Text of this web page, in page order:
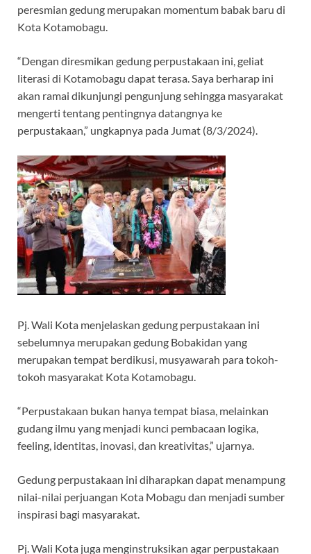
peresmian gedung merupakan momentum babak baru di
Kota Kotamobagu.
“Dengan diresmikan gedung perpustakaan ini, geliat
literasi di Kotamobagu dapat terasa. Saya berharap ini
akan ramai dikunjungi pengunjung sehingga masyarakat
mengerti tentang pentingnya datangnya ke
perpustakaan,” ungkapnya pada Jumat (8/3/2024).
Pj. Wali Kota menjelaskan gedung perpustakaan ini
sebelumnya merupakan gedung Bobakidan yang
merupakan tempat berdikusi, musyawarah para tokoh-
tokoh masyarakat Kota Kotamobagu.
“Perpustakaan bukan hanya tempat biasa, melainkan
gudang ilmu yang menjadi kunci pembacaan logika,
feeling, identitas, inovasi, dan kreativitas,” ujarnya.
Gedung perpustakaan ini diharapkan dapat menampung
nilai-nilai perjuangan Kota Mobagu dan menjadi sumber
inspirasi bagi masyarakat.
Pj. Wali Kota juga menginstruksikan agar perpustakaan